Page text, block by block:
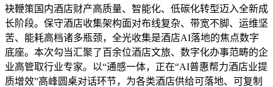
袂鞭策国内酒店财产高质量、智能化、低碳化转型迈入全新成
长阶段。保守酒店收集架构面对布线复杂、带宽不脚、运维坚
苦、能耗高档诸多瓶颈，全光收集是酒店AI落地的焦点数字
底座。本次勾当汇聚了百余位酒店文旅、数字化办事范畴的企
业高管取行业专家。以“通感一体，正在“AI普惠帮力酒店业提
质增效”高峰圆桌对话环节，为各类酒店供给可落地、可复制